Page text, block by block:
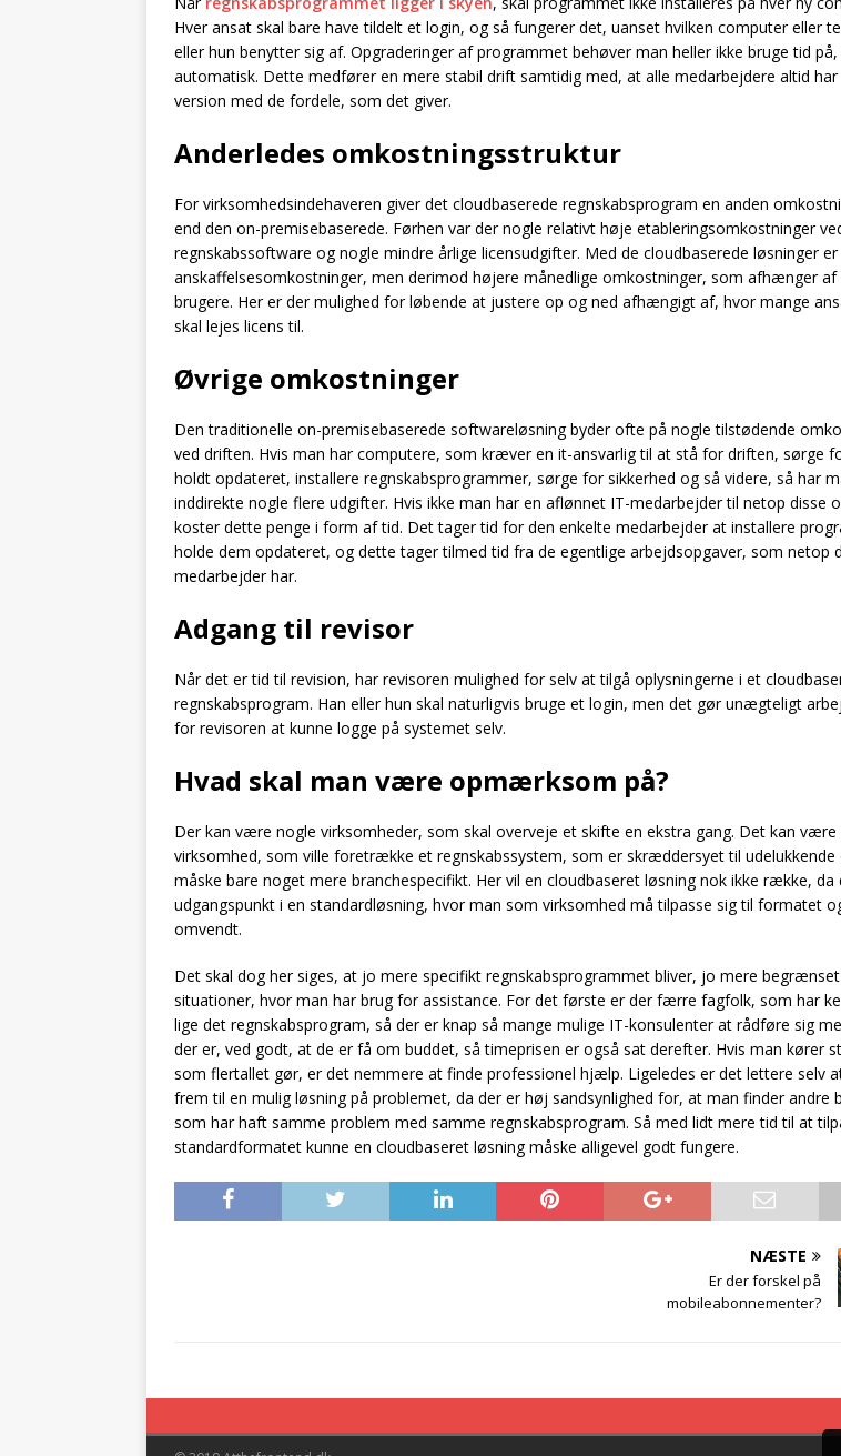
Hver ansat skal bare have tildelt et login, og så fungerer det, uanset hvilken computer eller
eller hun benytter sig af. Opgraderinger af programmet behøver man heller ikke bruge tid
automatisk. Dette medfører en mere stabil drift samtidig med, at alle medarbejdere altid har
version med de fordele, som det giver.
Anderledes omkostningsstruktur
For virksomhedsindehaveren giver det cloudbaserede regnskabsprogram en anden
end den on-premisebaserede. Førhen var der nogle relativt høje etableringsomkostninger
regnskabssoftware og nogle mindre årlige licensudgifter. Med de cloudbaserede løsninger er
anskaffelsesomkostninger, men derimod højere månedlige omkostninger, som afhænger
brugere. Her er der mulighed for løbende at justere op og ned afhængigt af, hvor mange
skal lejes licens til.
Øvrige omkostninger
Den traditionelle on-premisebaserede softwareløsning byder ofte på nogle tilstødende
ved driften. Hvis man har computere, som kræver en it-ansvarlig til at stå for driften, sørge
holdt opdateret, installere regnskabsprogrammer, sørge for sikkerhed og så videre, så har
inddirekte nogle flere udgifter. Hvis ikke man har en aflønnet IT-medarbejder til netop disse
koster dette penge i form af tid. Det tager tid for den enkelte medarbejder at installere
holde dem opdateret, og dette tager tilmed tid fra de egentlige arbejdsopgaver, som netop
medarbejder har.
Adgang til revisor
Når det er tid til revision, har revisoren mulighed for selv at tilgå oplysningerne i et
regnskabsprogram. Han eller hun skal naturligvis bruge et login, men det gør unægteligt
for revisoren at kunne logge på systemet selv.
Hvad skal man være opmærksom på?
Der kan være nogle virksomheder, som skal overveje et skifte en ekstra gang. Det kan være
virksomhed, som ville foretrække et regnskabssystem, som er skræddersyet til udelukkende
måske bare noget mere branchespecifikt. Her vil en cloudbaseret løsning nok ikke række, da
udgangspunkt i en standardløsning, hvor man som virksomhed må tilpasse sig til formatet
omvendt.
Det skal dog her siges, at jo mere specifikt regnskabsprogrammet bliver, jo mere
situationer, hvor man har brug for assistance. For det første er der færre fagfolk, som har
lige det regnskabsprogram, så der er knap så mange mulige IT-konsulenter at rådføre sig
der er, ved godt, at de er få om buddet, så timeprisen er også sat derefter. Hvis man kører
som flertallet gør, er det nemmere at finde professionel hjælp. Ligeledes er det lettere selv
frem til en mulig løsning på problemet, da der er høj sandsynlighed for, at man finder andre
som har haft samme problem med samme regnskabsprogram. Så med lidt mere tid til at
standardformatet kunne en cloudbaseret løsning måske alligevel godt fungere.
NÆSTE
Er der forskel på
mobileabonnementer?